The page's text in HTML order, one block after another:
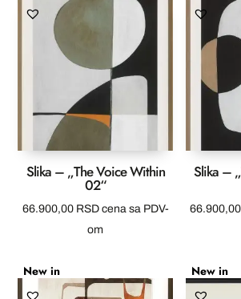
Slika – „The Voice Within
02“
66.900,00 RSD cena sa PDV-
om
Slika –
66.900,00
New in New in